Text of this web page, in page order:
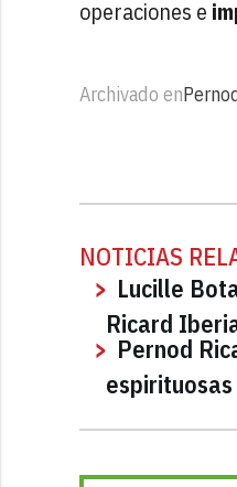
operaciones e
Archivado en
NOTICIAS
Lucille
Ricard
Pernod
espirituosas